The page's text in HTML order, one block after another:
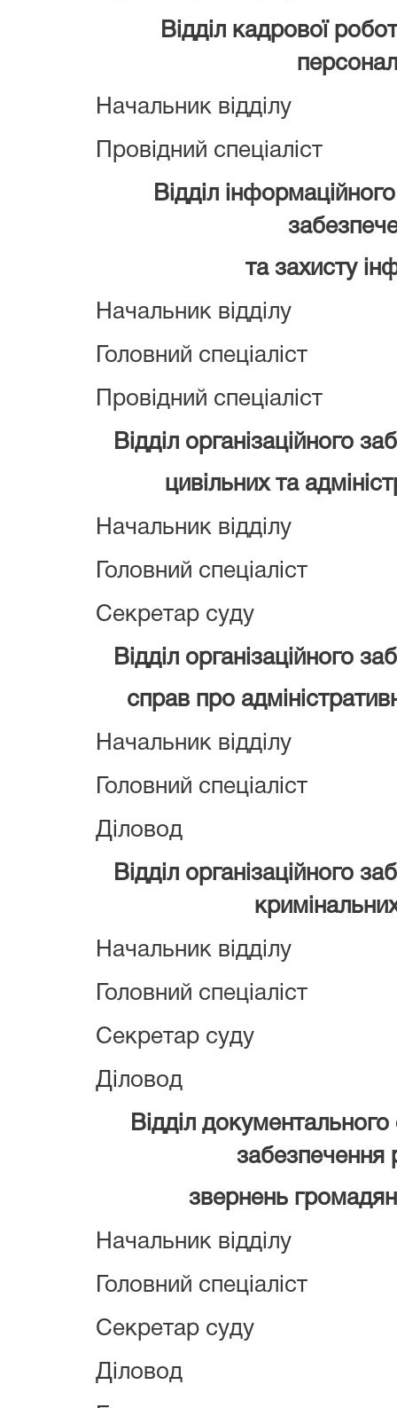
Відділ кадрової
Начальник відділу
Провідний спеціаліст
Відділ
та захисту
Начальник відділу
Головний спеціаліст
Провідний спеціаліст
Відділ організаційного
цивільних та
Начальник відділу
Головний спеціаліст
Секретар суду
Відділ організаційного
справ про
Начальник відділу
Головний спеціаліст
Діловод
Відділ організаційного
Начальник відділу
Головний спеціаліст
Секретар суду
Діловод
Відділ
забезпечення
звернень
Начальник відділу
Головний спеціаліст
Секретар суду
Діловод